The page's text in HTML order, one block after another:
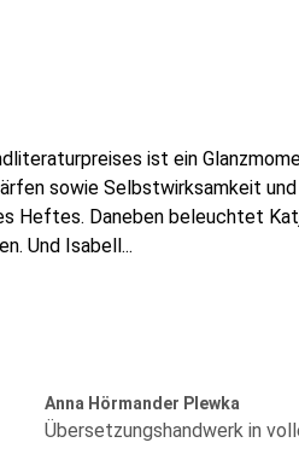
ist ein
sowie Selbstwirksamkeit
Heftes. Daneben beleuchtet
Und Isabell...
Anna Hörmander Plewka
Übersetzungshandwerk in